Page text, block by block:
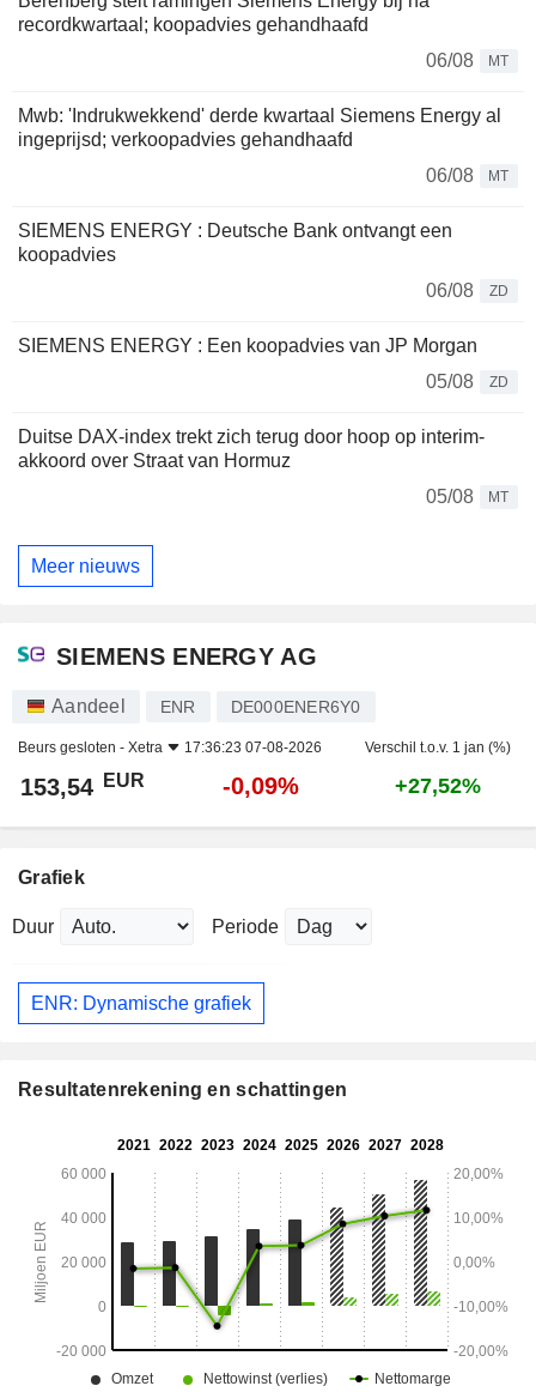
recordkwartaal; koopadvies gehandhaafd
06/08
MT
Mwb: 'Indrukwekkend' derde kwartaal Siemens Energy al
ingeprijsd; verkoopadvies gehandhaafd
06/08
MT
SIEMENS ENERGY : Deutsche Bank ontvangt een
koopadvies
06/08
ZD
SIEMENS ENERGY : Een koopadvies van JP Morgan
05/08
ZD
Duitse DAX-index trekt zich terug door hoop op interim-
akkoord over Straat van Hormuz
05/08
MT
Meer nieuws
SIEMENS ENERGY AG
Aandeel ENR DE000ENER6Y0
Beurs gesloten - Xetra 17:36:23 07-08-2026 Verschil t.o.v. 1 jan (%)
153,54 EUR -0,09% +27,52%
Grafiek
Duur Periode
ENR: Dynamische grafiek
Resultatenrekening en schattingen